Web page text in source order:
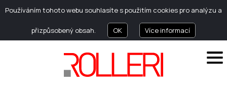
Používáním tohoto webu souhlasíte s použitím cookies pro analýzu a
přizpůsobený obsah. OK Více informací